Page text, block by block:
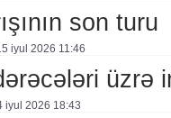
son turu
i̇yul 2026 11:46
üzrə
i̇yul 2026 18:43